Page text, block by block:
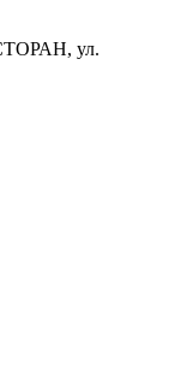
ул.